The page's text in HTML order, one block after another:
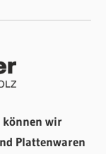
können wir
Plattenwaren